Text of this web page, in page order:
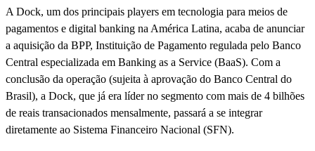
A Dock, um dos principais players em tecnologia para meios de
pagamentos e digital banking na América Latina, acaba de anunciar
a aquisição da BPP, Instituição de Pagamento regulada pelo Banco
Central especializada em Banking as a Service (BaaS). Com a
conclusão da operação (sujeita à aprovação do Banco Central do
Brasil), a Dock, que já era líder no segmento com mais de 4 bilhões
de reais transacionados mensalmente, passará a se integrar
diretamente ao Sistema Financeiro Nacional (SFN).